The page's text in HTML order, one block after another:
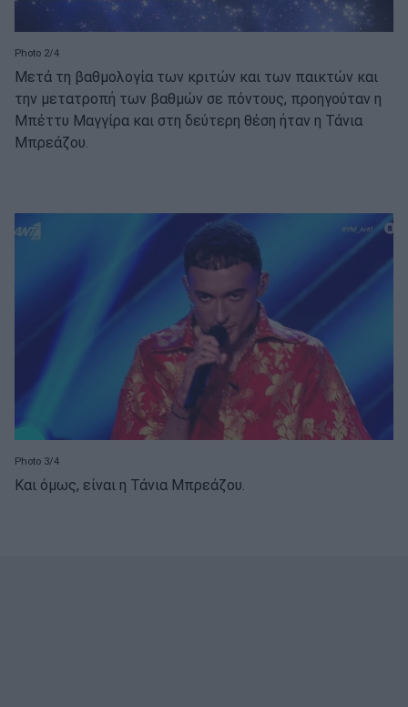
Photo 2/4
Μετά τη βαθμολογία των κριτών και των παικτών και
την μετατροπή των βαθμών σε πόντους, προηγούταν η
Μπέττυ Μαγγίρα και στη δεύτερη θέση ήταν η Τάνια
Μπρεάζου.
Photo 3/4
Και όμως, είναι η Τάνια Μπρεάζου.